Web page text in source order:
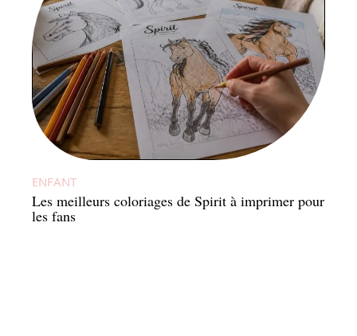
ENFANT
Les meilleurs coloriages de Spirit à imprimer pour
les fans